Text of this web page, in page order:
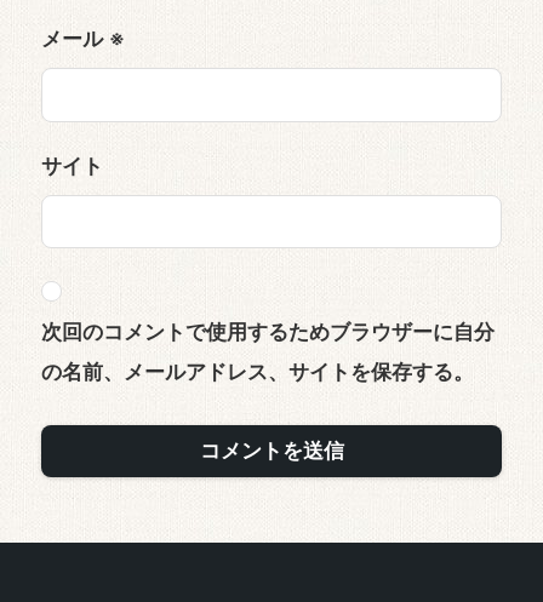
メール ※
サイト
次回のコメントで使用するためブラウザーに自分
の名前、メールアドレス、サイトを保存する。